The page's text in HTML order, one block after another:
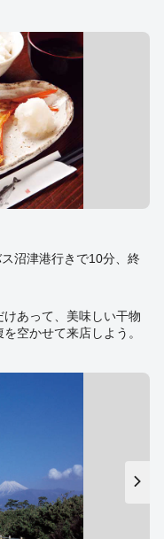
沼津港行きで10分、終
あって、美味しい干物
空かせて来店しよう。